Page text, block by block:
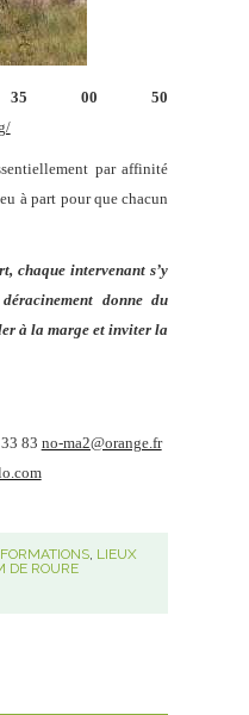
35 00 50
par affinité
à part pour que chacun
chaque intervenant s’y
donne du
à la marge et inviter la
83 no-ma2@orange.fr
, LIEUX
DE ROURE